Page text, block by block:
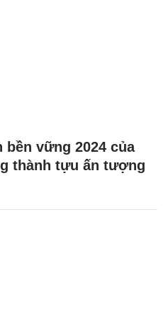
bền vững 2024 của
thành tựu ấn tượng